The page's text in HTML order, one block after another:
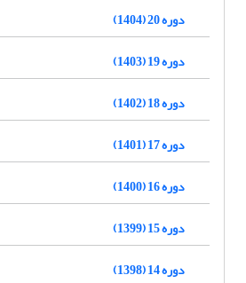
دوره 20 (1404)
دوره 19 (1403)
دوره 18 (1402)
دوره 17 (1401)
دوره 16 (1400)
دوره 15 (1399)
دوره 14 (1398)